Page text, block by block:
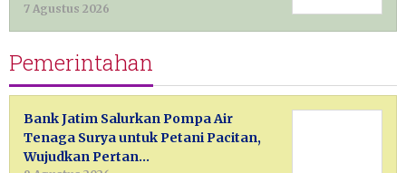
7 Agustus 2026
Pemerintahan
Bank Jatim Salurkan Pompa Air
Tenaga Surya untuk Petani Pacitan,
Wujudkan Pertan…